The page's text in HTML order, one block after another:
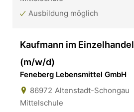
Ausbildung möglich
Kaufmann im Einzelhandel
(m/w/d)
Feneberg Lebensmittel GmbH
86972 Altenstadt-Schongau
Mittelschule